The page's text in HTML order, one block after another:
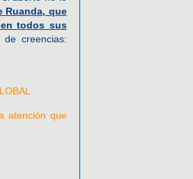
Ruanda, que
todos sus
creencias:
atención que